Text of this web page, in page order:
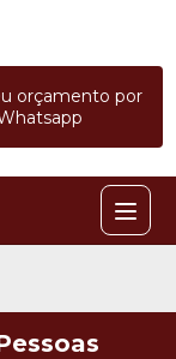
orçamento por